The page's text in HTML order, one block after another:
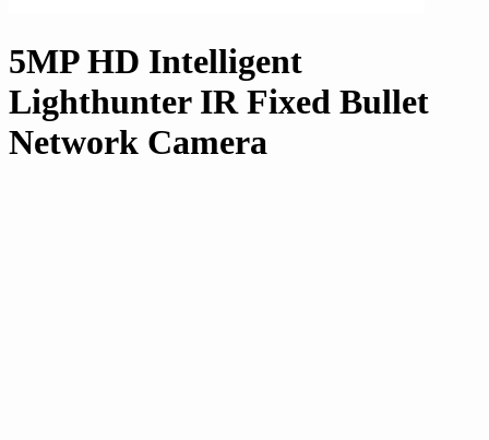
5MP HD Intelligent
Lighthunter IR Fixed Bullet
Network Camera